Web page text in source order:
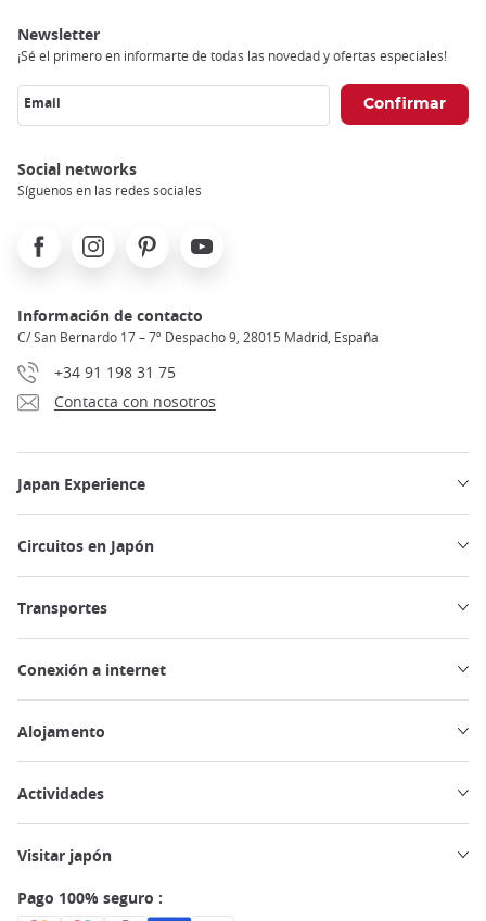
Newsletter
¡Sé el primero en informarte de todas las novedad y ofertas especiales!
Email
Social networks
Síguenos en las redes sociales
FacebookInstagramPinterest Youtube
Información de contacto
C/ San Bernardo 17 – 7º Despacho 9, 28015 Madrid, España
+34 91 198 31 75
Contacta con nosotros
Japan Experience
Circuitos en Japón
Transportes
Conexión a internet
Alojamento
Actividades
Visitar japón
Pago 100% seguro :